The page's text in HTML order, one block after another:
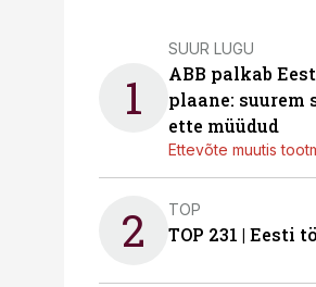
1
SUUR LUGU
ABB palkab
plaane: suurem
ette müüdud
Ettevõte muutis
2 TOP
TOP 231 | Eesti